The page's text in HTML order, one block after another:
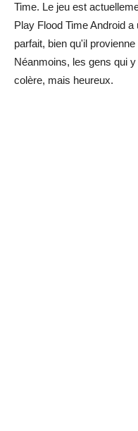
Time. Le jeu est
Play Flood Time Android
parfait, bien qu'il
Néanmoins, les gens qui
colère, mais heureux.